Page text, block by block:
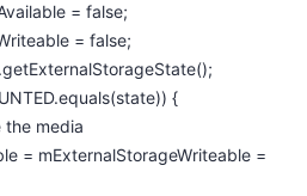
= false;
= false;
{
media
= mExternalStorageWriteable =